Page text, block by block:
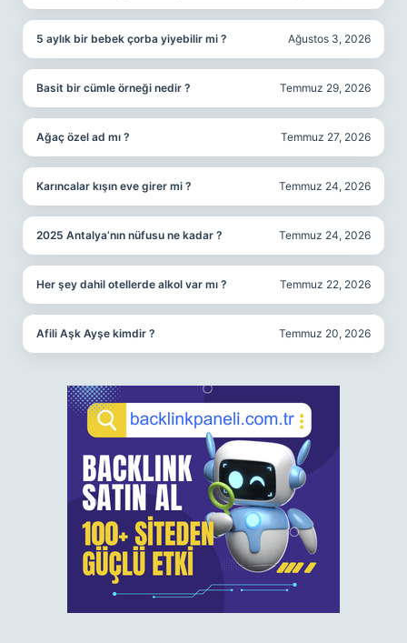
5 aylık bir bebek çorba yiyebilir mi ? Ağustos 3, 2026
Basit bir cümle örneği nedir ? Temmuz 29, 2026
Ağaç özel ad mı ? Temmuz 27, 2026
Karıncalar kışın eve girer mi ? Temmuz 24, 2026
2025 Antalya’nın nüfusu ne kadar ? Temmuz 24, 2026
Her şey dahil otellerde alkol var mı ? Temmuz 22, 2026
Afili Aşk Ayşe kimdir ? Temmuz 20, 2026